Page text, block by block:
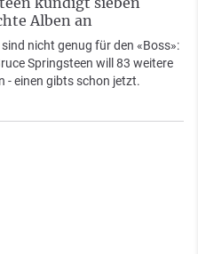
Alben an
nicht genug für den «Boss»:
Springsteen will 83 weitere
- einen gibts schon jetzt.